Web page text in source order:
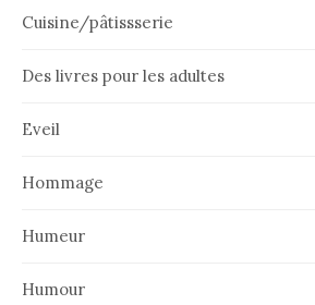
Cuisine/pâtissserie
Des livres pour les adultes
Eveil
Hommage
Humeur
Humour